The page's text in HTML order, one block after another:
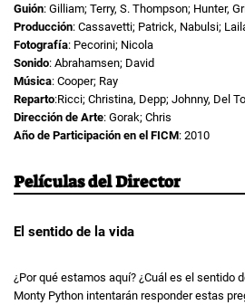
Guión: Gilliam; Terry, S. Thompson; Hunter,
Producción: Cassavetti; Patrick, Nabulsi;
Fotografía: Pecorini; Nicola
Sonido: Abrahamsen; David
Música: Cooper; Ray
Reparto:Ricci; Christina, Depp; Johnny, Del
Dirección de Arte: Gorak; Chris
Año de Participación en el FICM: 2010
Películas del Director
El sentido de la vida
¿Por qué estamos aquí? ¿Cuál es el sentido
Monty Python intentarán responder estas